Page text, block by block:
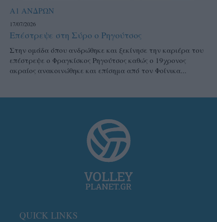
Α1 ΑΝΔΡΩΝ
17/07/2026
Επέστρεψε στη Σύρο ο Ρηγούτσος
Στην ομάδα όπου ανδρώθηκε και ξεκίνησε την καριέρα του
επέστρεψε ο Φραγκίσκος Ρηγούτσος καθώς ο 19χρονος
ακραίος ανακοινώθηκε και επίσημα από τον Φοίνικα...
QUICK LINKS